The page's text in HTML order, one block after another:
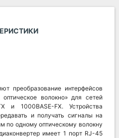
преобразование интерфейсов
волокно» для сетей
и 1000BASE-FX. Устройства
и получать сигналы на
по одному оптическому волокну
имеет 1 порт RJ-45